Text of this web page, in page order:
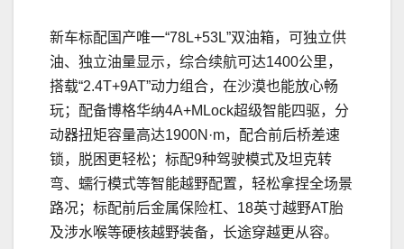
新车标配国产唯一“78L+53L”双油箱，可独立供
油、独立油量显示，综合续航可达1400公里，
搭载“2.4T+9AT”动力组合，在沙漠也能放心畅
玩；配备博格华纳4A+MLock超级智能四驱，分
动器扭矩容量高达1900N·m，配合前后桥差速
锁，脱困更轻松；标配9种驾驶模式及坦克转
弯、蠕行模式等智能越野配置，轻松拿捏全场景
路况；标配前后金属保险杠、18英寸越野AT胎
及涉水喉等硬核越野装备，长途穿越更从容。